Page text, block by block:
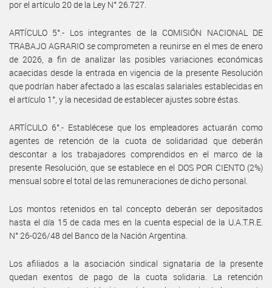
por el artículo 20 de la Ley N° 26.727.
ARTÍCULO 5°.- Los integrantes de la COMISIÓN NACIONAL DE
TRABAJO AGRARIO se comprometen a reunirse en el mes de enero
de 2026, a fin de analizar las posibles variaciones económicas
acaecidas desde la entrada en vigencia de la presente Resolución
que podrían haber afectado a las escalas salariales establecidas en
el artículo 1°, y la necesidad de establecer ajustes sobre éstas.
ARTÍCULO 6°.- Establécese que los empleadores actuarán como
agentes de retención de la cuota de solidaridad que deberán
descontar a los trabajadores comprendidos en el marco de la
presente Resolución, que se establece en el DOS POR CIENTO (2%)
mensual sobre el total de las remuneraciones de dicho personal.
Los montos retenidos en tal concepto deberán ser depositados
hasta el día 15 de cada mes en la cuenta especial de la U.A.T.R.E.
N° 26-026/48 del Banco de la Nación Argentina.
Los afiliados a la asociación sindical signataria de la presente
quedan exentos de pago de la cuota solidaria. La retención